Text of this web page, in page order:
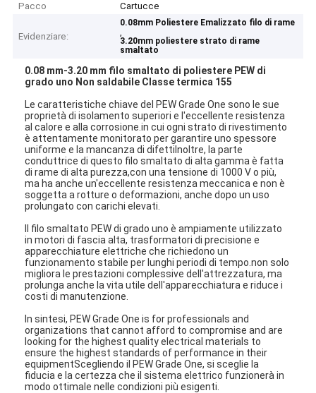
Pacco
Cartucce
Evidenziare:
0.08mm Poliestere Emalizzato filo di rame
,
3.20mm poliestere strato di rame
smaltato
0.08 mm-3.20 mm filo smaltato di poliestere PEW di
grado uno Non saldabile Classe termica 155
Le caratteristiche chiave del PEW Grade One sono le sue
proprietà di isolamento superiori e l'eccellente resistenza
al calore e alla corrosione.in cui ogni strato di rivestimento
è attentamente monitorato per garantire uno spessore
uniforme e la mancanza di difettiInoltre, la parte
conduttrice di questo filo smaltato di alta gamma è fatta
di rame di alta purezza,con una tensione di 1000 V o più,
ma ha anche un'eccellente resistenza meccanica e non è
soggetta a rotture o deformazioni, anche dopo un uso
prolungato con carichi elevati.
Il filo smaltato PEW di grado uno è ampiamente utilizzato
in motori di fascia alta, trasformatori di precisione e
apparecchiature elettriche che richiedono un
funzionamento stabile per lunghi periodi di tempo.non solo
migliora le prestazioni complessive dell'attrezzatura, ma
prolunga anche la vita utile dell'apparecchiatura e riduce i
costi di manutenzione.
In sintesi, PEW Grade One is for professionals and
organizations that cannot afford to compromise and are
looking for the highest quality electrical materials to
ensure the highest standards of performance in their
equipmentScegliendo il PEW Grade One, si sceglie la
fiducia e la certezza che il sistema elettrico funzionerà in
modo ottimale nelle condizioni più esigenti.